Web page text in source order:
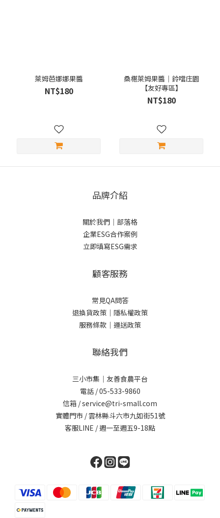
萊姆芭娜娜果醬
NT$180
桑椹萊姆果醬｜鈴噹庄園
【友好專區】
NT$180
品牌介紹
關於我們 ｜ 部落格
企業ESG合作案例
立即填寫ESG需求
顧客服務
常見QA問答
退換貨政策｜ 隱私權政策
服務條款｜ 運送政策
聯絡我們
三小市集｜友善食農平台
電話 / 05-533-9860
信箱 / service@tri-small.com
實體門市 / 雲林縣斗六市九如街51號
客服LINE / 週一至週五9-18點